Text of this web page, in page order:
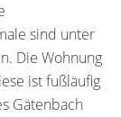
sind unter
Die Wohnung
ist fußläufig
Gätenbach